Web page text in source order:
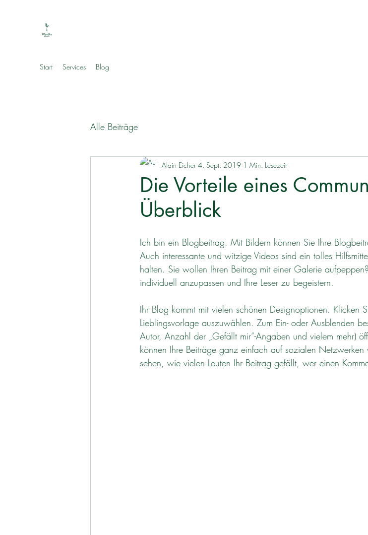
Start Services Blog
Alle Beiträge
Die Vorteile eines
Überblick
Alain Eicher 4. Sept. 2019 1 Min. Lesezeit
Ich bin ein Blogbeitrag. Mit Bildern können Sie Ihre
Auch interessante und witzige Videos sind ein tolles
halten. Sie wollen Ihren Beitrag mit einer Galerie
individuell anzupassen und Ihre Leser zu begeistern.
Ihr Blog kommt mit vielen schönen Designoptionen. Klicken
Lieblingsvorlage auszuwählen. Zum Ein- oder Ausblenden
Autor, Anzahl der „Gefällt mir”-Angaben und vielem mehr)
können Ihre Beiträge ganz einfach auf sozialen
sehen, wie vielen Leuten Ihr Beitrag gefällt, wer einen